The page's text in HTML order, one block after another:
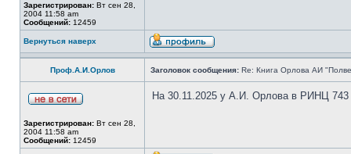
Зарегистрирован: Вт сен 28,
2004 11:58 am
Сообщений: 12459
Вернуться наверх
Проф.А.И.Орлов Заголовок сообщения: Re: Книга Орлова АИ
Зарегистрирован: Вт сен 28,
2004 11:58 am
Сообщений: 12459
На 30.11.2025 у А.И. Орлова в РИНЦ 743